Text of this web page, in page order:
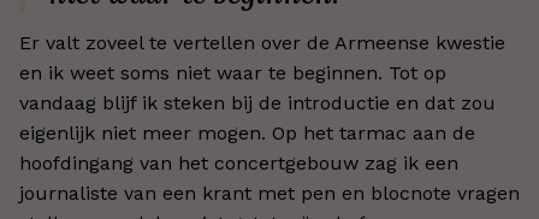
Er valt zoveel te vertellen over de Armeense kwestie
en ik weet soms niet waar te beginnen. Tot op
vandaag blijf ik steken bij de introductie en dat zou
eigenlijk niet meer mogen. Op het tarmac aan de
hoofdingang van het concertgebouw zag ik een
journaliste van een krant met pen en blocnote vragen